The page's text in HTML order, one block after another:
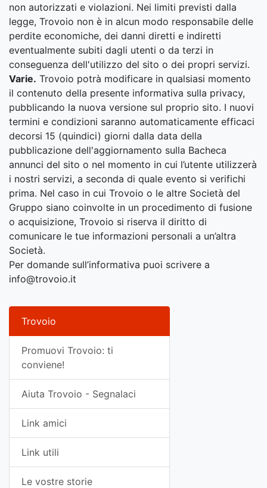
non autorizzati e violazioni. Nei limiti previsti dalla
legge, Trovoio non è in alcun modo responsabile delle
perdite economiche, dei danni diretti e indiretti
eventualmente subiti dagli utenti o da terzi in
conseguenza dell'utilizzo del sito o dei propri servizi.
Varie. Trovoio potrà modificare in qualsiasi momento
il contenuto della presente informativa sulla privacy,
pubblicando la nuova versione sul proprio sito. I nuovi
termini e condizioni saranno automaticamente efficaci
decorsi 15 (quindici) giorni dalla data della
pubblicazione dell'aggiornamento sulla Bacheca
annunci del sito o nel momento in cui l’utente utilizzerà
i nostri servizi, a seconda di quale evento si verifichi
prima. Nel caso in cui Trovoio o le altre Società del
Gruppo siano coinvolte in un procedimento di fusione
o acquisizione, Trovoio si riserva il diritto di
comunicare le tue informazioni personali a un’altra
Società.
Per domande sull’informativa puoi scrivere a
info@trovoio.it
Trovoio
Promuovi Trovoio: ti
conviene!
Aiuta Trovoio - Segnalaci
Link amici
Link utili
Le vostre storie